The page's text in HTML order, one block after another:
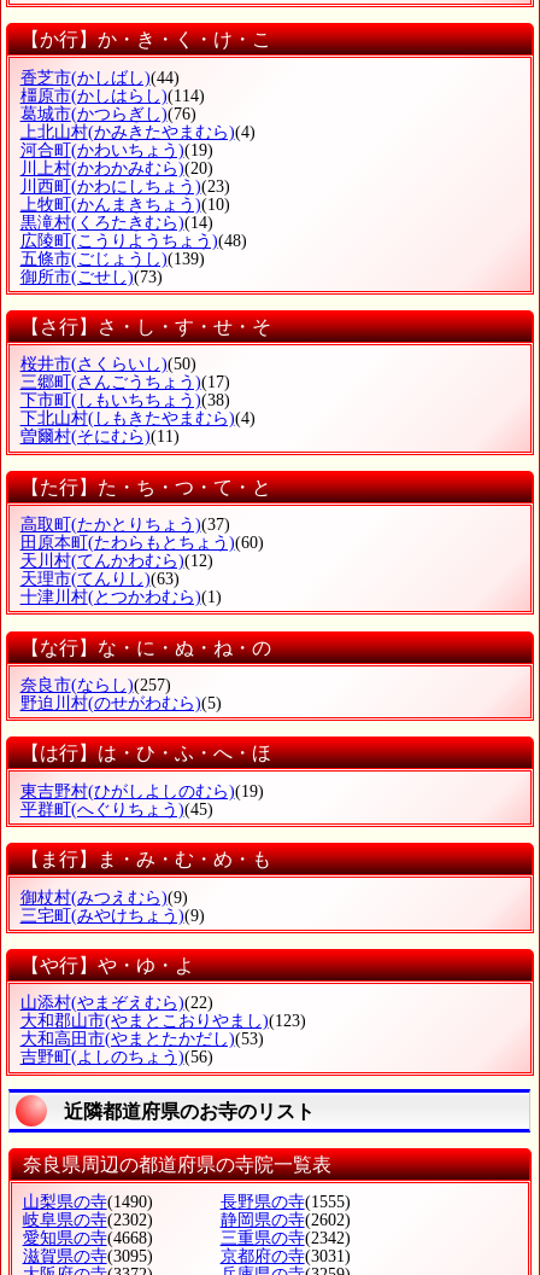
【か行】か・き・く・け・こ
香芝市(かしばし)(44)
橿原市(かしはらし)(114)
葛城市(かつらぎし)(76)
上北山村(かみきたやまむら)(4)
河合町(かわいちょう)(19)
川上村(かわかみむら)(20)
川西町(かわにしちょう)(23)
上牧町(かんまきちょう)(10)
黒滝村(くろたきむら)(14)
広陵町(こうりようちょう)(48)
五條市(ごじょうし)(139)
御所市(ごせし)(73)
【さ行】さ・し・す・せ・そ
桜井市(さくらいし)(50)
三郷町 (さんごうちょう)(17)
下市町 (しもいちちょう)(38)
下北山村(しもきたやまむら)(4)
曽爾村(そにむら)(11)
【た行】た・ち・つ・て・と
高取町 (たかとりちょう)(37)
田原本町 (たわらもとちょう)(60)
天川村(てんかわむら)(12)
天理市(てんりし)(63)
十津川村(とつかわむら)(1)
【な行】な・に・ぬ・ね・の
奈良市(ならし)(257)
野迫川村(のせがわむら)(5)
【は行】は・ひ・ふ・へ・ほ
東吉野村(ひがしよしのむら)(19)
平群町 (へぐりちょう)(45)
【ま行】ま・み・む・め・も
御杖村(みつえむら)(9)
三宅町(みやけちょう)(9)
【や行】や・ゆ・よ
山添村(やまぞえむら)(22)
大和郡山市(やまとこおりやまし)(123)
大和高田市(やまとたかだし)(53)
吉野町 (よしのちょう)(56)
近隣都道府県のお寺のリスト
奈良県周辺の都道府県の寺院一覧表
山梨県の寺(1490) 長野県の寺(1555)
岐阜県の寺(2302) 静岡県の寺(2602)
愛知県の寺(4668) 三重県の寺(2342)
滋賀県の寺(3095) 京都府の寺(3031)